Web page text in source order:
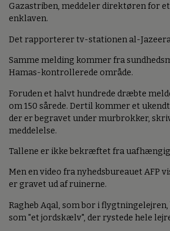
Gazastriben, meddeler direktøren for
enklaven.
Det rapporterer tv-stationen al-
Samme melding kommer fra
Hamas-kontrollerede område.
Foruden et halvt hundrede dræbte
om 150 sårede. Dertil kommer et
der er begravet under murbrokker,
meddelelse.
Tallene er ikke bekræftet fra
Men en video fra nyhedsbureauet AFP
er gravet ud af ruinerne.
Ragheb Aqal, som bor i
som "et jordskælv", der rystede hele